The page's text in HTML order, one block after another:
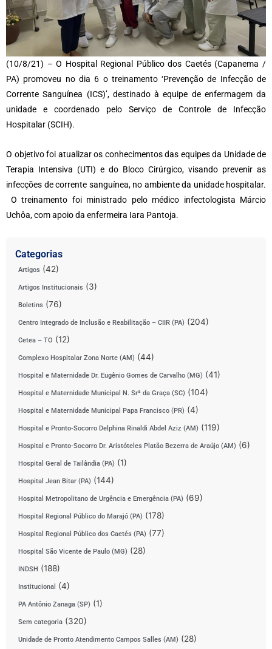
(10/8/21) – O Hospital Regional Público dos Caetés (Capanema /
PA) promoveu no dia 6 o treinamento ‘Prevenção de Infecção de
Corrente Sanguínea (ICS)’, destinado à equipe de enfermagem da
unidade e coordenado pelo Serviço de Controle de Infecção
Hospitalar (SCIH).
O objetivo foi atualizar os conhecimentos das equipes da Unidade de
Terapia Intensiva (UTI) e do Bloco Cirúrgico, visando prevenir as
infecções de corrente sanguínea, no ambiente da unidade hospitalar.
O treinamento foi ministrado pelo médico infectologista Márcio
Uchôa, com apoio da enfermeira Iara Pantoja.
Categorias
Artigos (42)
Artigos Institucionais (3)
Boletins (76)
Centro Integrado de Inclusão e Reabilitação – CIIR (PA) (204)
Cetea – TO (12)
Complexo Hospitalar Zona Norte (AM) (44)
Hospital e Maternidade Dr. Eugênio Gomes de Carvalho (MG) (41)
Hospital e Maternidade Municipal N. Srª da Graça (SC) (104)
Hospital e Maternidade Municipal Papa Francisco (PR) (4)
Hospital e Pronto-Socorro Delphina Rinaldi Abdel Aziz (AM) (119)
Hospital e Pronto-Socorro Dr. Aristóteles Platão Bezerra de Araújo (AM) (6)
Hospital Geral de Tailândia (PA) (1)
Hospital Jean Bitar (PA) (144)
Hospital Metropolitano de Urgência e Emergência (PA) (69)
Hospital Regional Público do Marajó (PA) (178)
Hospital Regional Público dos Caetés (PA) (77)
Hospital São Vicente de Paulo (MG) (28)
INDSH (188)
Institucional (4)
PA Antônio Zanaga (SP) (1)
Sem categoria (320)
Unidade de Pronto Atendimento Campos Salles (AM) (28)